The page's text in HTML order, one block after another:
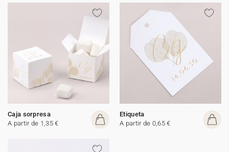
Caja sorpresa
A partir de 1,35 €
Etiqueta
A partir de 0,65 €